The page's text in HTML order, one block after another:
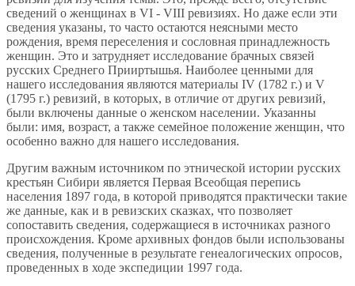
сведений о женщинах в VI - VIII ревизиях. Но даже если эти
сведения указаны, то часто остаются неясными место
рождения, время переселения и сословная принадлежность
женщин. Это и затрудняет исследование брачных связей
русских Среднего Прииртышья. Наиболее ценными для
нашего исследования являются материалы IV (1782 г.) и V
(1795 г.) ревизий, в которых, в отличие от других ревизий,
были включены данные о женском населении. Указанны
были: имя, возраст, а также семейное положение женщин, что
особенно важно для нашего исследования.
Другим важным источником по этнической истории русских
крестьян Сибири является Первая Всеобщая перепись
населения 1897 года, в которой приводятся практически такие
же данные, как и в ревизских сказках, что позволяет
сопоставить сведения, содержащиеся в источниках разного
происхождения. Кроме архивных фондов были использованы
сведения, полученные в результате генеалогических опросов,
проведенных в ходе экспедиции 1997 года.